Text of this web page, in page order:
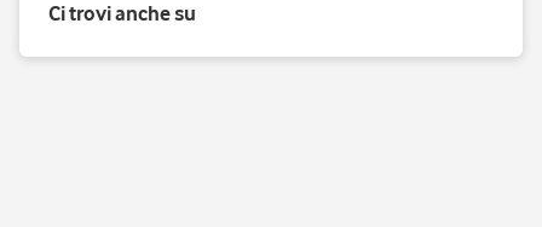
Ci trovi anche su